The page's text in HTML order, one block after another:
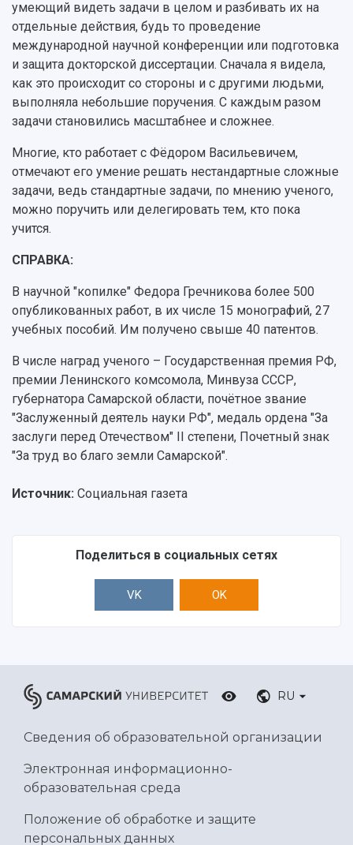
умеющий видеть задачи в целом и разбивать их на
отдельные действия, будь то проведение
международной научной конференции или подготовка
и защита докторской диссертации. Сначала я видела,
как это происходит со стороны и с другими людьми,
выполняла небольшие поручения. С каждым разом
задачи становились масштабнее и сложнее.
Многие, кто работает с Фёдором Васильевичем,
отмечают его умение решать нестандартные сложные
задачи, ведь стандартные задачи, по мнению ученого,
можно поручить или делегировать тем, кто пока
учится.
СПРАВКА:
В научной "копилке" Федора Гречникова более 500
опубликованных работ, в их числе 15 монографий, 27
учебных пособий. Им получено свыше 40 патентов.
В числе наград ученого – Государственная премия РФ,
премии Ленинского комсомола, Минвуза СССР,
губернатора Самарской области, почётное звание
"Заслуженный деятель науки РФ", медаль ордена "За
заслуги перед Отечеством" II степени, Почетный знак
"За труд во благо земли Самарской".
Источник: Социальная газета
Поделиться в социальных сетях
VK OK
RU
Сведения об образовательной организации
Электронная информационно-
образовательная среда
Положение об обработке и защите
персональных данных